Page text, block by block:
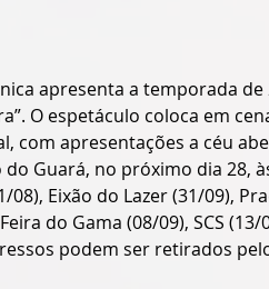
apresenta a temporada
O espetáculo coloca em
com apresentações a céu
Guará, no próximo dia 28,
08), Eixão do Lazer (31/09),
do Gama (08/09), SCS
podem ser retirados